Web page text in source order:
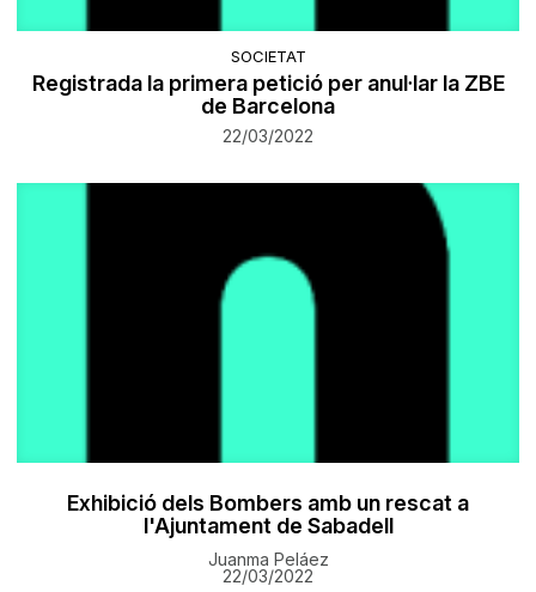
SOCIETAT
Registrada la primera petició per anul·lar la ZBE
de Barcelona
22/03/2022
Exhibició dels Bombers amb un rescat a
l'Ajuntament de Sabadell
Juanma Peláez
22/03/2022